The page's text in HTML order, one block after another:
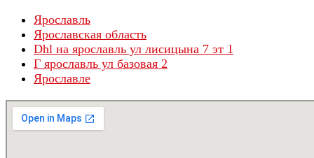
Ярославль
Ярославская область
Dhl на ярославль ул лисицына 7 эт 1
Г ярославль ул базовая 2
Ярославле